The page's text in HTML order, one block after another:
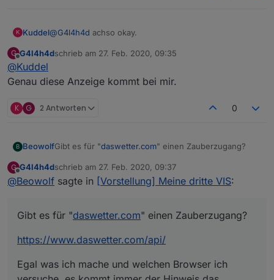
K Kuddel@G4l4h4d achso okay.
was sagt denn die Runtime ?
Kommt da eine rote Anzeige mit "View not found"?
G
Offline
G4l4h4dschrieb am 27. Feb. 2020, 09:35
zuletzt editiert von
@Kuddel
Genau diese Anzeige kommt bei mir.
K G 2 Antworten 0
B BeowolfGibt es für "daswetter.com" einen Zauberzugang?
https://www.daswetter.com/api/
erforderlich sind. Ich habe sie wieder gelöscht und
nicht geladen.
G
Offline
G4l4h4dschrieb am 27. Feb. 2020, 09:37
zuletzt editiert von
@Beowolf sagte in [Vorstellung] Meine dritte VIS:
Gibt es für "daswetter.com" einen Zauberzugang?
https://www.daswetter.com/api/
Egal was ich mache und welchen Browser ich